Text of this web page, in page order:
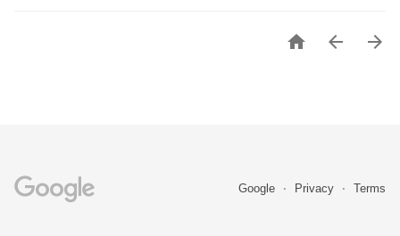
  
Google Privacy Terms